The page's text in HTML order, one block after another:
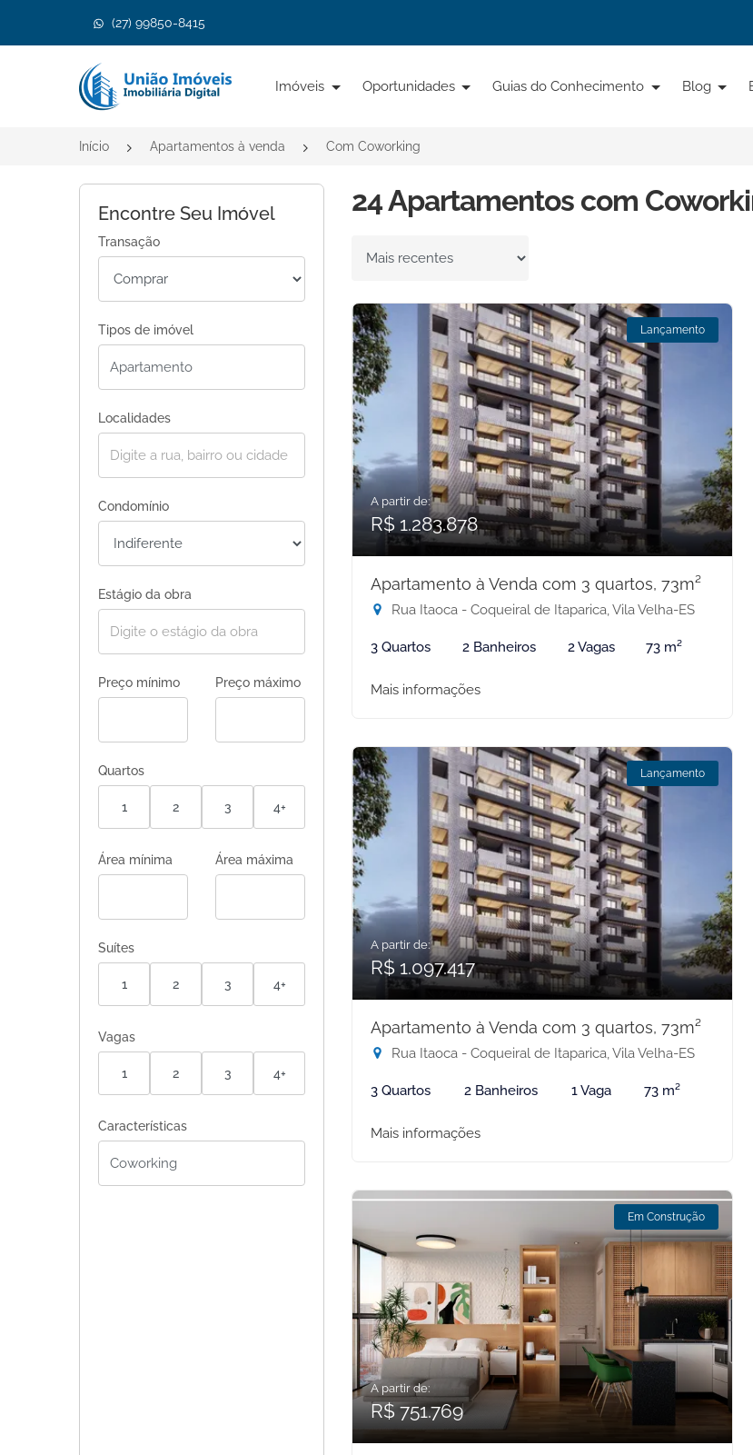
(27) 99850-8415
Página inicial
Imóveis Oportunidades Guias do Conhecimento Blog
Início Apartamentos à venda Com Coworking
Encontre Seu Imóvel
Transação
Tipos de imóvel
Localidades
Condomínio
Estágio da obra
Preço mínimo Preço máximo
Quartos
1 2 3 4+
Área mínima Área máxima
Suítes
1 2 3 4+
Vagas
1 2 3 4+
Características
24 Apartamentos com
Ordenar por
Lançamento
A partir de:
R$ 1.283.878
Apartamento à Venda com 3 quartos, 73m²
Rua Itaoca - Coqueiral de Itaparica, Vila Velha-ES
3 Quartos 2 Banheiros 2 Vagas 73 m²
Mais informações
Lançamento
A partir de:
R$ 1.097.417
Apartamento à Venda com 3 quartos, 73m²
Rua Itaoca - Coqueiral de Itaparica, Vila Velha-ES
3 Quartos 2 Banheiros 1 Vaga 73 m²
Mais informações
Em Construção
A partir de:
R$ 751.769